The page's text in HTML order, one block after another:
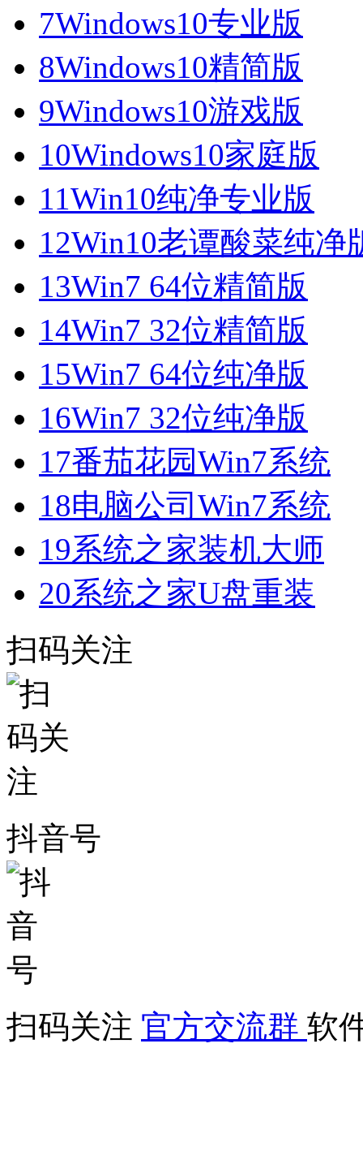
7Windows10专业版
8Windows10精简版
9Windows10游戏版
10Windows10家庭版
11Win10纯净专业版
12Win10老谭酸菜纯净
13Win7 64位精简版
14Win7 32位精简版
15Win7 64位纯净版
16Win7 32位纯净版
17番茄花园Win7系统
18电脑公司Win7系统
19系统之家装机大师
20系统之家U盘重装
扫码关注
抖音号
扫码关注 官方交流群 软